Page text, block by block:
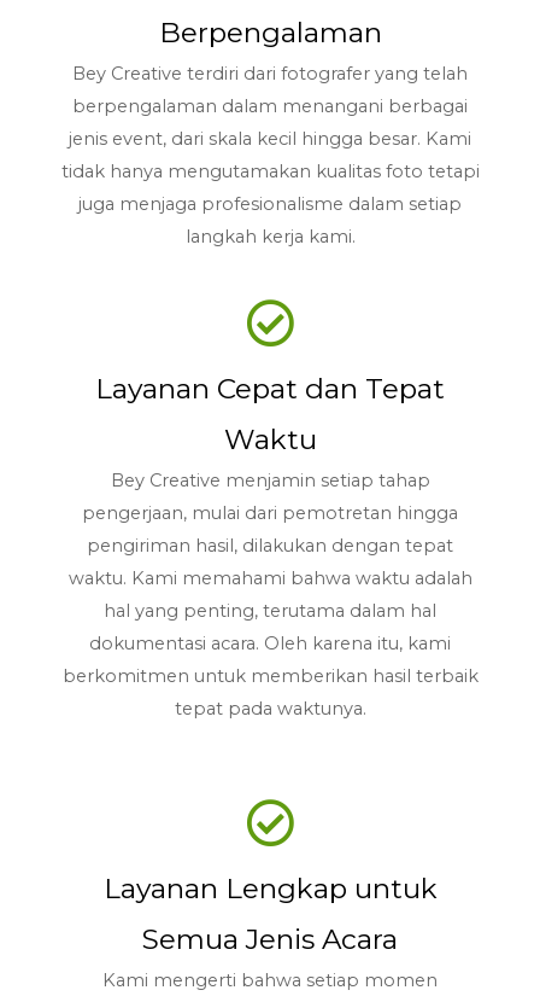
Berpengalaman
Bey Creative terdiri dari fotografer yang telah
berpengalaman dalam menangani berbagai
jenis event, dari skala kecil hingga besar. Kami
tidak hanya mengutamakan kualitas foto tetapi
juga menjaga profesionalisme dalam setiap
langkah kerja kami.
Layanan Cepat dan Tepat
Waktu
Bey Creative menjamin setiap tahap
pengerjaan, mulai dari pemotretan hingga
pengiriman hasil, dilakukan dengan tepat
waktu. Kami memahami bahwa waktu adalah
hal yang penting, terutama dalam hal
dokumentasi acara. Oleh karena itu, kami
berkomitmen untuk memberikan hasil terbaik
tepat pada waktunya.
Layanan Lengkap untuk
Semua Jenis Acara
Kami mengerti bahwa setiap momen